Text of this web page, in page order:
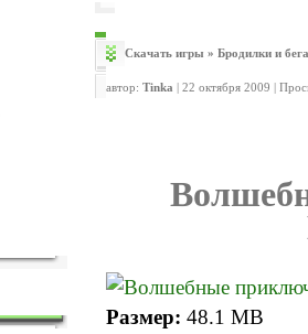
Скачать игры » Бродилки и
автор: Tinka | 22 октября 2009 |
Размер: 48.1 MB